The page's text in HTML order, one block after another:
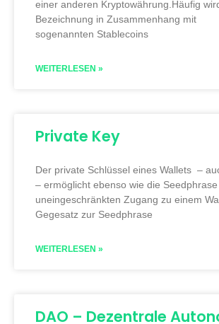
einer anderen Kryptowährung.Häufig
Bezeichnung in Zusammenhang mit
sogenannten Stablecoins
WEITERLESEN »
Private Key
Der private Schlüssel eines Wallets –
– ermöglicht ebenso wie die
uneingeschränkten Zugang zu einem
Gegesatz zur Seedphrase
WEITERLESEN »
DAO – Dezentrale